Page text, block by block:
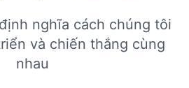
nghĩa cách chúng tôi
và chiến thắng cùng
nhau